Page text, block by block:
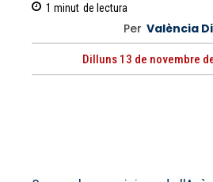
1 minut de lectura
Per València
Dilluns 13 de novembre